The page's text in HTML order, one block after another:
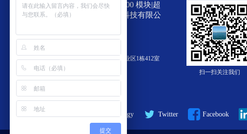
超高频读写器|Impinj R2000 模块|超
高频标签|深圳市恩瑞普科技有限公
电话：0755-86128019
地址：深圳市南山区南油第四工业区1栋412室
邮箱：540092125@qq.com
手机：13510893850
扫一扫关注我们
Enruipu Technology Twitter Facebook
提交